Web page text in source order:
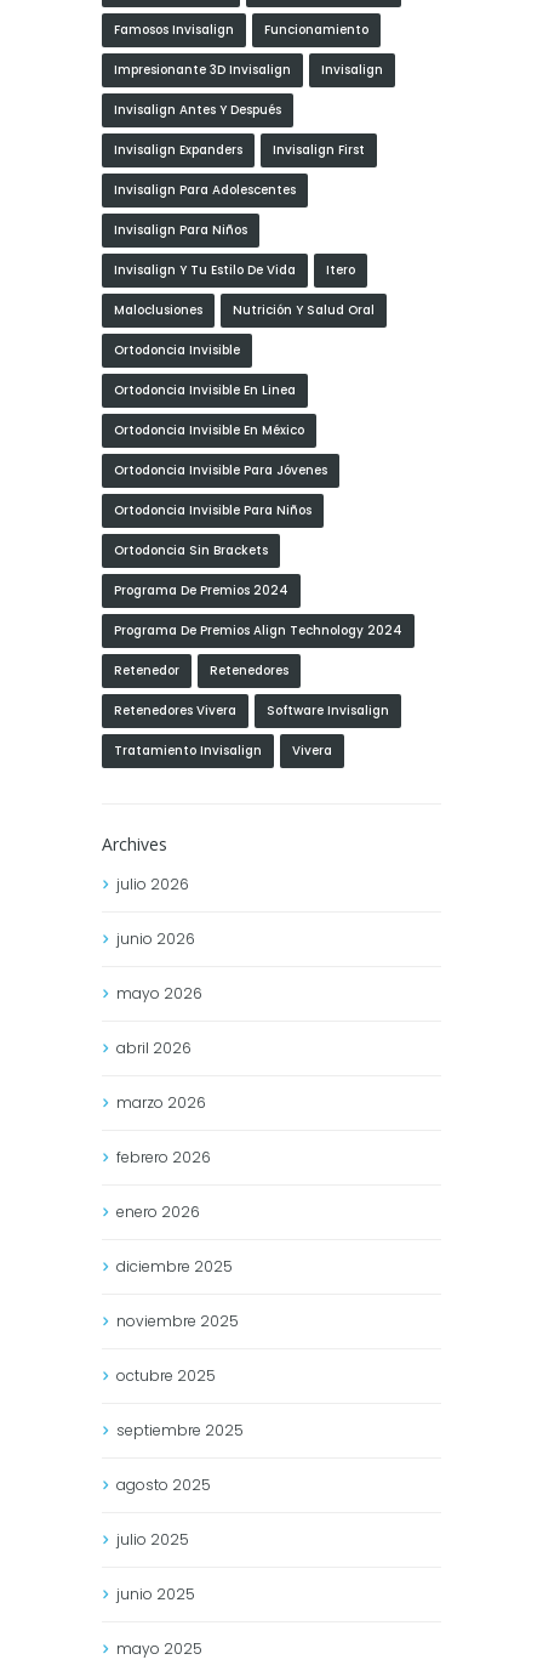
Famosos Invisalign Funcionamiento
Impresionante 3D Invisalign Invisalign
Invisalign Antes Y Después
Invisalign Expanders Invisalign First
Invisalign Para Adolescentes
Invisalign Para Niños
Invisalign Y Tu Estilo De Vida Itero
Maloclusiones Nutrición Y Salud Oral
Ortodoncia Invisible
Ortodoncia Invisible En Linea
Ortodoncia Invisible En México
Ortodoncia Invisible Para Jóvenes
Ortodoncia Invisible Para Niños
Ortodoncia Sin Brackets
Programa De Premios 2024
Programa De Premios Align Technology 2024
Retenedor Retenedores
Retenedores Vivera Software Invisalign
Tratamiento Invisalign Vivera
Archives
julio 2026
junio 2026
mayo 2026
abril 2026
marzo 2026
febrero 2026
enero 2026
diciembre 2025
noviembre 2025
octubre 2025
septiembre 2025
agosto 2025
julio 2025
junio 2025
mayo 2025